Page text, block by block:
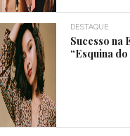
DESTAQUE
Sucesso na
“Esquina do